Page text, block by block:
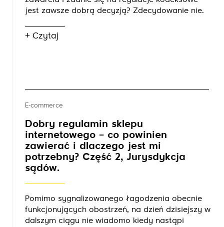
jest zawsze dobrą decyzją? Zdecydowanie nie.
+ Czytaj
E-commerce
Dobry regulamin sklepu
internetowego – co powinien
zawierać i dlaczego jest mi
potrzebny? Część 2, Jurysdykcja
sądów.
Pomimo sygnalizowanego łagodzenia obecnie
funkcjonujących obostrzeń, na dzień dzisiejszy w
dalszym ciągu nie wiadomo kiedy nastąpi